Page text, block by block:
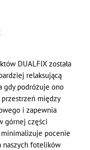
DUALFIX została
relaksującą
gdy podróżuje ono
między
i zapewnia
górnej części
pocenie
naszych fotelików